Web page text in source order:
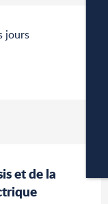
jours
et de la